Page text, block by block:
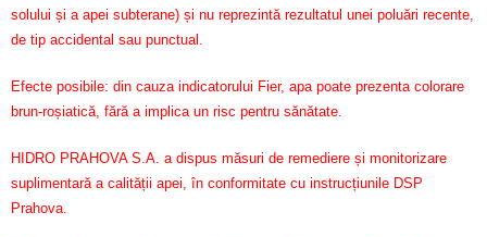
solului și a apei subterane) și nu reprezintă rezultatul unei poluări recente,
de tip accidental sau punctual.
Efecte posibile: din cauza indicatorului Fier, apa poate prezenta colorare
brun-roșiatică, fără a implica un risc pentru sănătate.
HIDRO PRAHOVA S.A. a dispus măsuri de remediere și monitorizare
suplimentară a calității apei, în conformitate cu instrucțiunile DSP
Prahova.